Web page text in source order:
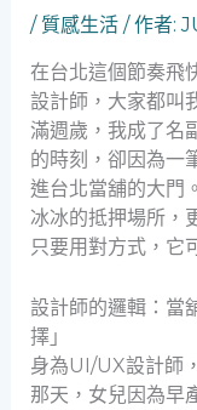
/ 質感生活/ 作者:
在台北這個節奏飛
設計師，大家都叫
滿週歲，我成了名
的時刻，卻因為一
進台北當舖的大門
冰冰的抵押場所
只要用對方式，它
設計師的邏輯：當
擇」
身為UI/UX設計師
那天，女兒因為早